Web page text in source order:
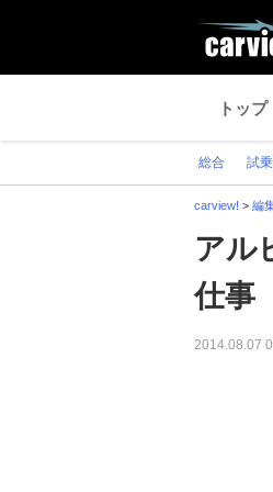
トップ
総合 試
carview! > 編
アル
仕事
2014.08.07